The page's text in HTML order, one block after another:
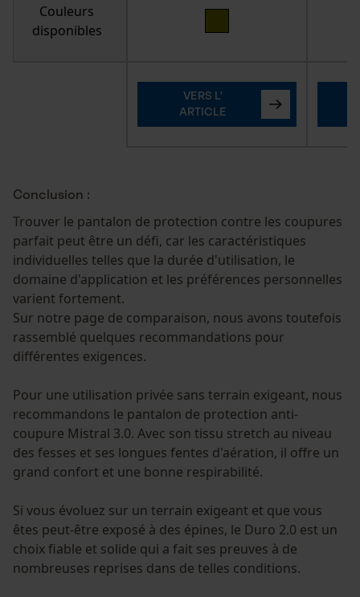
Couleurs
disponibles
VERS L'
ARTICLE
Conclusion :
Trouver le pantalon de protection contre les coupures
parfait peut être un défi, car les caractéristiques
individuelles telles que la durée d'utilisation, le
domaine d'application et les préférences personnelles
varient fortement.
Sur notre page de comparaison, nous avons toutefois
rassemblé quelques recommandations pour
différentes exigences.
Pour une utilisation privée sans terrain exigeant, nous
recommandons le pantalon de protection anti-
coupure Mistral 3.0. Avec son tissu stretch au niveau
des fesses et ses longues fentes d'aération, il offre un
grand confort et une bonne respirabilité.
Si vous évoluez sur un terrain exigeant et que vous
êtes peut-être exposé à des épines, le Duro 2.0 est un
choix fiable et solide qui a fait ses preuves à de
nombreuses reprises dans de telles conditions.
Cookies marketing
Survicate